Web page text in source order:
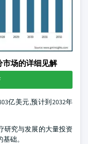
市场的详细见解
亿美元,预计到2032年
研究与发展的大量投资
础。